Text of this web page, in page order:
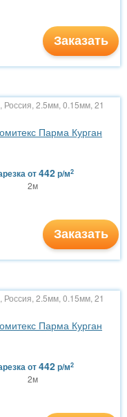
Заказать
2.5мм, 0.15мм, 21
Парма Курган
от442р/м2
2м
Заказать
2.5мм, 0.15мм, 21
Парма Курган
от442р/м2
2м